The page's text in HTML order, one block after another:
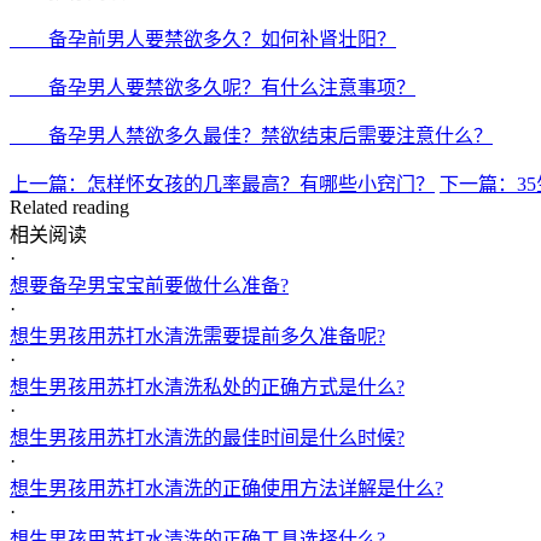
备孕前男人要禁欲多久？如何补肾壮阳？
备孕男人要禁欲多久呢？有什么注意事项？
备孕男人禁欲多久最佳？禁欲结束后需要注意什么？
上一篇：怎样怀女孩的几率最高？有哪些小窍门？
下一篇：35
Related reading
相关阅读
·
想要备孕男宝宝前要做什么准备?
·
想生男孩用苏打水清洗需要提前多久准备呢?
·
想生男孩用苏打水清洗私处的正确方式是什么?
·
想生男孩用苏打水清洗的最佳时间是什么时候?
·
想生男孩用苏打水清洗的正确使用方法详解是什么?
·